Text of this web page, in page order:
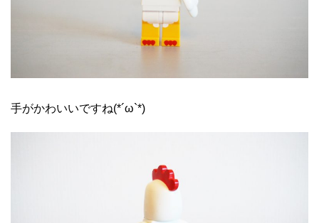
手がかわいいですね(*´ω`*)